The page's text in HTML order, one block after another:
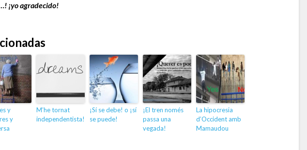
¡yo agradecido!
y
y
M’he tornat
independentista!
¡Sí se debe! o ¡sí
se puede!
¡El tren només
passa una
vegada!
La hipocresia
d’Occident amb
Mamaudou